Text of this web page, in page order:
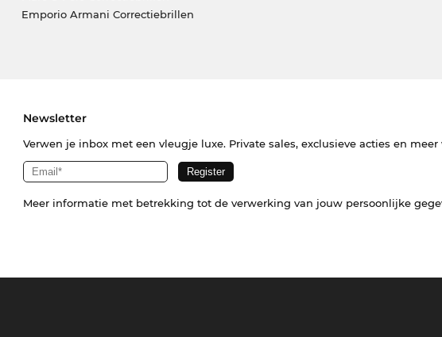
Emporio Armani Correctiebrillen
Newsletter
Verwen je inbox met een vleugje luxe. Private sales, exclusieve acties en
Meer informatie met betrekking tot de verwerking van jouw persoonlijke